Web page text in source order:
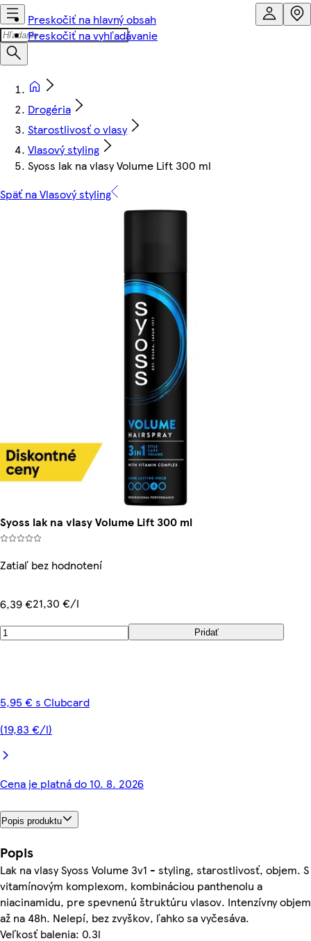
Preskočiť na hlavný obsah
Preskočiť na vyhľadávanie
Drogéria
Starostlivosť o vlasy
Vlasový styling
Syoss lak na vlasy Volume Lift 300 ml
Späť na Vlasový styling
Syoss lak na vlasy Volume Lift 300 ml
Zatiaľ bez hodnotení
6,39 €21,30 €/l
Pridať
5,95 € s Clubcard
(19,83 €/l)
Cena je platná do 10. 8. 2026
Popis produktu
Popis
Lak na vlasy Syoss Volume 3v1 - styling, starostlivosť, objem. S
vitamínovým komplexom, kombináciou panthenolu a
niacinamidu, pre spevnenú štruktúru vlasov. Intenzívny objem
až na 48h. Nelepí, bez zvyškov, ľahko sa vyčesáva.
Veľkosť balenia: 0.3l